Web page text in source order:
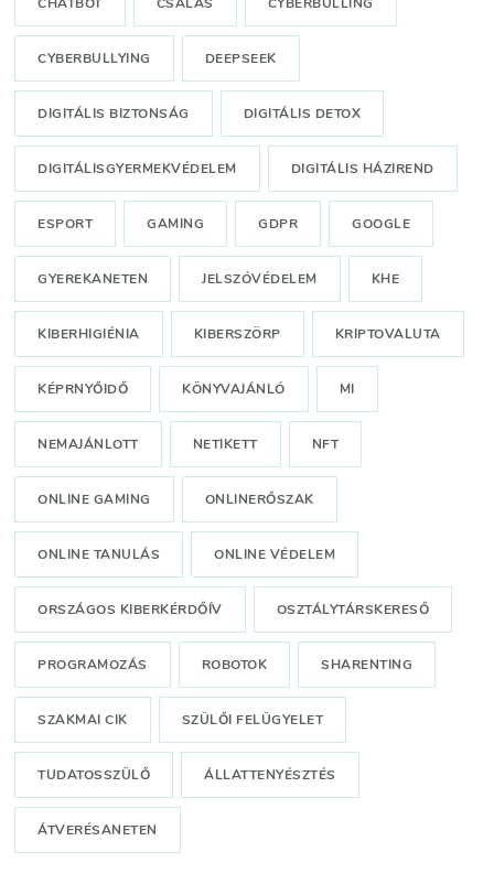
CHATBOT CSALÁS CYBERBULLING
CYBERBULLYING DEEPSEEK
DIGITÁLIS BIZTONSÁG DIGITÁLIS DETOX
DIGITÁLISGYERMEKVÉDELEM DIGITÁLIS HÁZIREND
ESPORT GAMING GDPR GOOGLE
GYEREKANETEN JELSZÓVÉDELEM KHE
KIBERHIGIÉNIA KIBERSZÖRP KRIPTOVALUTA
KÉPRNYŐIDŐ KÖNYVAJÁNLÓ MI
NEMAJÁNLOTT NETIKETT NFT
ONLINE GAMING ONLINERŐSZAK
ONLINE TANULÁS ONLINE VÉDELEM
ORSZÁGOS KIBERKÉRDŐÍV OSZTÁLYTÁRSKERESŐ
PROGRAMOZÁS ROBOTOK SHARENTING
SZAKMAI CIK SZÜLŐI FELÜGYELET
TUDATOSSZÜLŐ ÁLLATTENYÉSZTÉS
ÁTVERÉSANETEN